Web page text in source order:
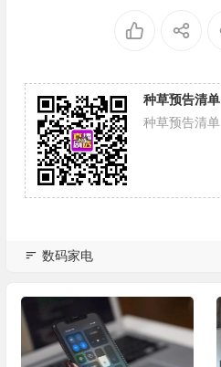
种草预告清单
种草预告清单
数码家电